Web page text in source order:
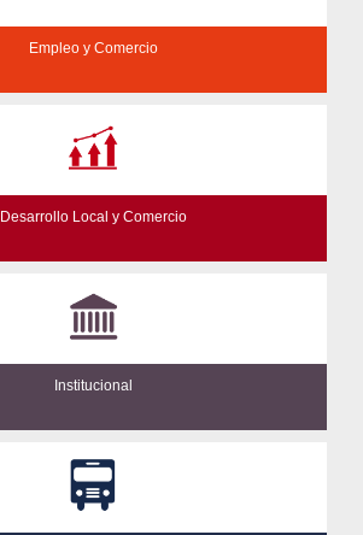
Empleo y Comercio
Desarrollo Local y Comercio
Institucional